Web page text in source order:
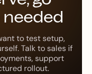
to test setup,
Talk to sales if
support
rollout.